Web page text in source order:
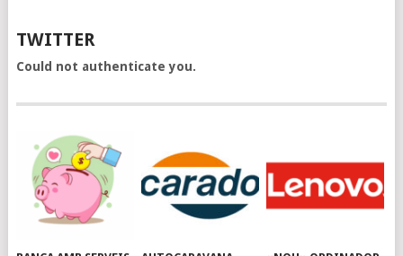
TWITTER
Could not authenticate you.